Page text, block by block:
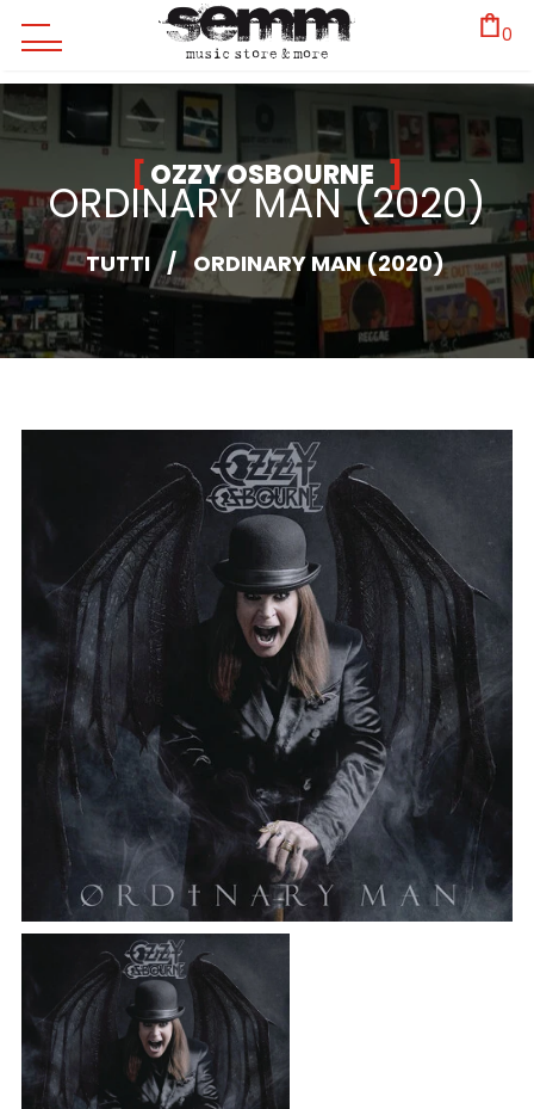
0
OZZY OSBOURNE
ORDINARY MAN (2020)
TUTTI / ORDINARY MAN (2020)